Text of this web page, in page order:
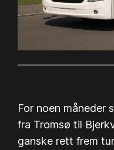
For noen måneder
fra Tromsø til
ganske rett frem